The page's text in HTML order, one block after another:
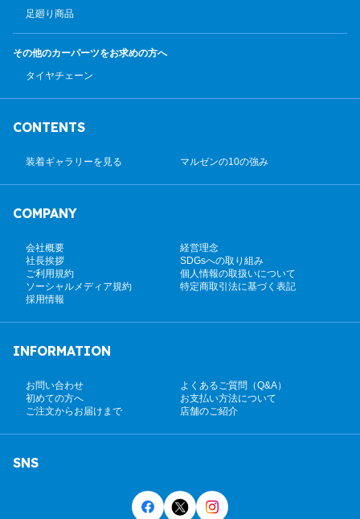
足廻り商品
その他のカーパーツをお求めの方へ
タイヤチェーン
CONTENTS
装着ギャラリーを見る マルゼンの10の強み
COMPANY
会社概要
経営理念
社長挨拶
SDGsへの取り組み
ご利用規約
個人情報の取扱いについて
ソーシャルメディア規約
特定商取引法に基づく表記
採用情報
INFORMATION
お問い合わせ
よくあるご質問（Q&A）
初めての方へ
お支払い方法について
ご注文からお届けまで
店舗のご紹介
SNS